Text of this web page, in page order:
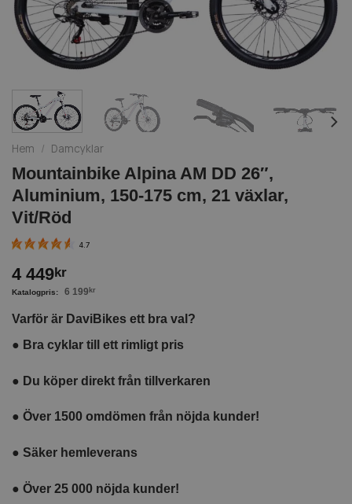
Hem / Damcyklar
Mountainbike Alpina AM DD 26″,
Aluminium, 150-175 cm, 21 växlar,
Vit/Röd
4.7
4 449kr
6 199 kr
Varför är DaviBikes ett bra val?
● Bra cyklar till ett rimligt pris
● Du köper direkt från tillverkaren
● Över 1500 omdömen från nöjda kunder!
● Säker hemleverans
● Över 25 000 nöjda kunder!